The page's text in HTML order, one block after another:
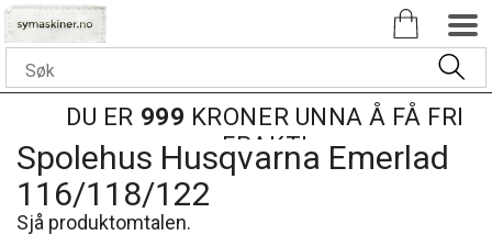
DU ER 999 KRONER UNNA Å FÅ FRI
FRAKT!
Spolehus Husqvarna Emerlad
116/118/122
Sjå produktomtalen.